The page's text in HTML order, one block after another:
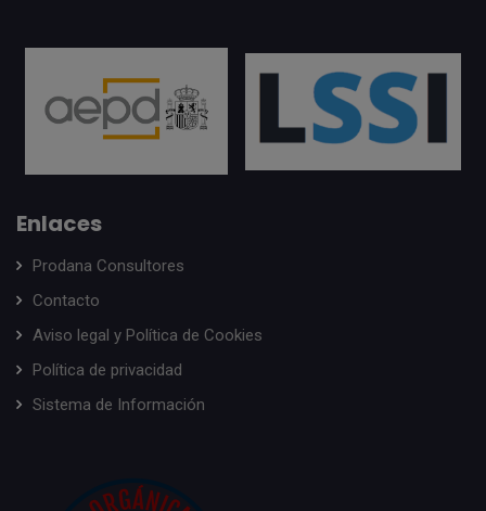
Enlaces
Prodana Consultores
Contacto
Aviso legal y Política de Cookies
Política de privacidad
Sistema de Información